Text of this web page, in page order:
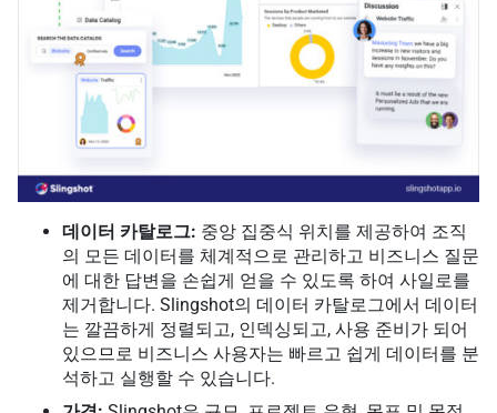
데이터 카탈로그: 중앙 집중식 위치를 제공하여 조직
의 모든 데이터를 체계적으로 관리하고 비즈니스 질문
에 대한 답변을 손쉽게 얻을 수 있도록 하여 사일로를
제거합니다. Slingshot의 데이터 카탈로그에서 데이터
는 깔끔하게 정렬되고, 인덱싱되고, 사용 준비가 되어
있으므로 비즈니스 사용자는 빠르고 쉽게 데이터를 분
석하고 실행할 수 있습니다.